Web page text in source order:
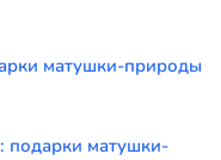
матушки-природы
подарки матушки-